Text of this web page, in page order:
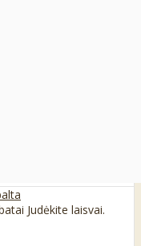
Judėkite laisvai.